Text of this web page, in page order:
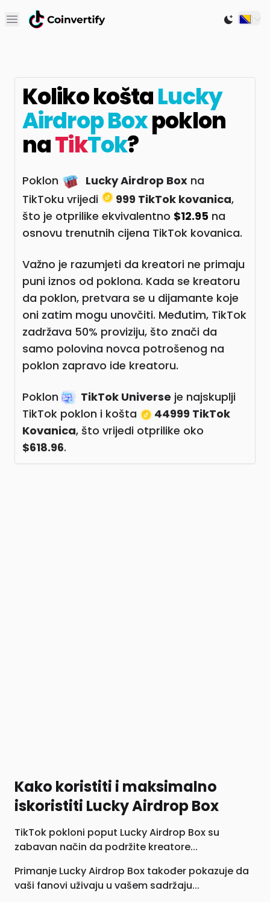
Open main menu Switch
Koliko koštaLucky
Airdrop Boxpoklon
naTikTok?
Poklon Lucky Airdrop Box na
TikToku vrijedi
999 TikTok kovanica,
što je otprilike ekvivalentno $12.95 na
osnovu trenutnih cijena TikTok kovanica.
Važno je razumjeti da kreatori ne primaju
puni iznos od poklona. Kada se kreatoru
da poklon, pretvara se u dijamante koje
oni zatim mogu unovčiti. Međutim, TikTok
zadržava 50% proviziju, što znači da
samo polovina novca potrošenog na
poklon zapravo ide kreatoru.
Poklon TikTok Universe je najskuplji
TikTok poklon i košta
44999 TikTok
Kovanica, što vrijedi otprilike oko
$618.96.
Kako koristiti i maksimalno
iskoristiti Lucky Airdrop Box
TikTok pokloni poput Lucky Airdrop Box su
zabavan način da podržite kreatore...
Primanje Lucky Airdrop Box također pokazuje da
vaši fanovi uživaju u vašem sadržaju...